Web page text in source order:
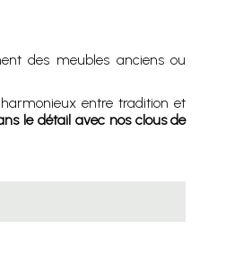
des meubles anciens ou
entre tradition et
le détail avec nos clous de